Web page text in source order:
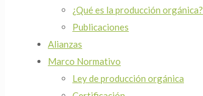
¿Qué es la producción orgánica?
Publicaciones
Alianzas
Marco Normativo
Ley de producción orgánica